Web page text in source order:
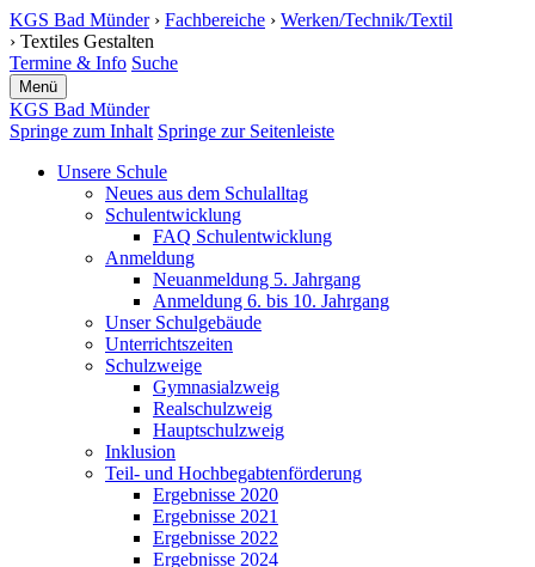
KGS Bad Münder› Fachbereiche › Werken/Technik/Textil
› Textiles Gestalten
Termine & Info Suche
Menü
KGS Bad Münder
Springe zum Inhalt Springe zur Seitenleiste
Unsere Schule
Neues aus dem Schulalltag
Schulentwicklung
FAQ Schulentwicklung
Anmeldung
Neuanmeldung 5. Jahrgang
Anmeldung 6. bis 10. Jahrgang
Unser Schulgebäude
Unterrichtszeiten
Schulzweige
Gymnasialzweig
Realschulzweig
Hauptschulzweig
Inklusion
Teil- und Hochbe­gabten­förderung
Ergebnisse 2020
Ergebnisse 2021
Ergebnisse 2022
Ergebnisse 2024